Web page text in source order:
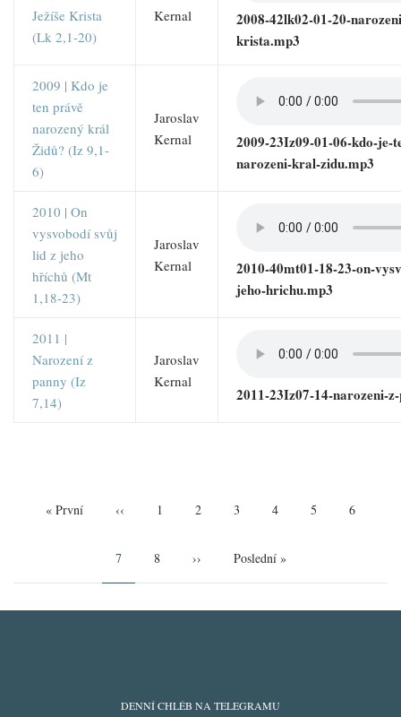
Ježíše Krista
(Lk 2,1-20)
Kernal
2008-42lk02-01-20-
krista.mp3
2009 | Kdo je
ten právě
narozený král
Židů? (Iz 9,1-
6)
Jaroslav
Kernal
2009-23Iz09-01-06-kdo-je-
narozeni-kral-zidu.mp3
2010 | On
vysvobodí svůj
lid z jeho
hříchů (Mt
1,18-23)
Jaroslav
Kernal
2010-40mt01-18-23-on-
jeho-hrichu.mp3
2011 |
Narození z
panny (Iz
7,14)
Jaroslav
Kernal
2011-23Iz07-14-narozeni-
First
« První Předchozí
‹‹ Page
1 Page
2 Page
3 Page
4 Page
5 Page
6
Aktuální
7 Page
8 Následující
›› Poslední
Poslední »
DENNÍ CHLÉB NA TELEGRAMU